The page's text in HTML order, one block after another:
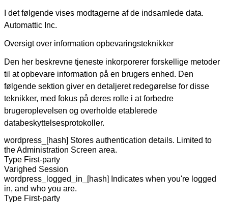
I det følgende vises modtagerne af de indsamlede data.
Automattic Inc.
Oversigt over information opbevaringsteknikker
Den her beskrevne tjeneste inkorporerer forskellige metoder
til at opbevare information på en brugers enhed. Den
følgende sektion giver en detaljeret redegørelse for disse
teknikker, med fokus på deres rolle i at forbedre
brugeroplevelsen og overholde etablerede
databeskyttelsesprotokoller.
wordpress_[hash] Stores authentication details. Limited to
the Administration Screen area.
Type First-party
Varighed Session
wordpress_logged_in_[hash]
Indicates when you're logged
in, and who you are.
Type First-party